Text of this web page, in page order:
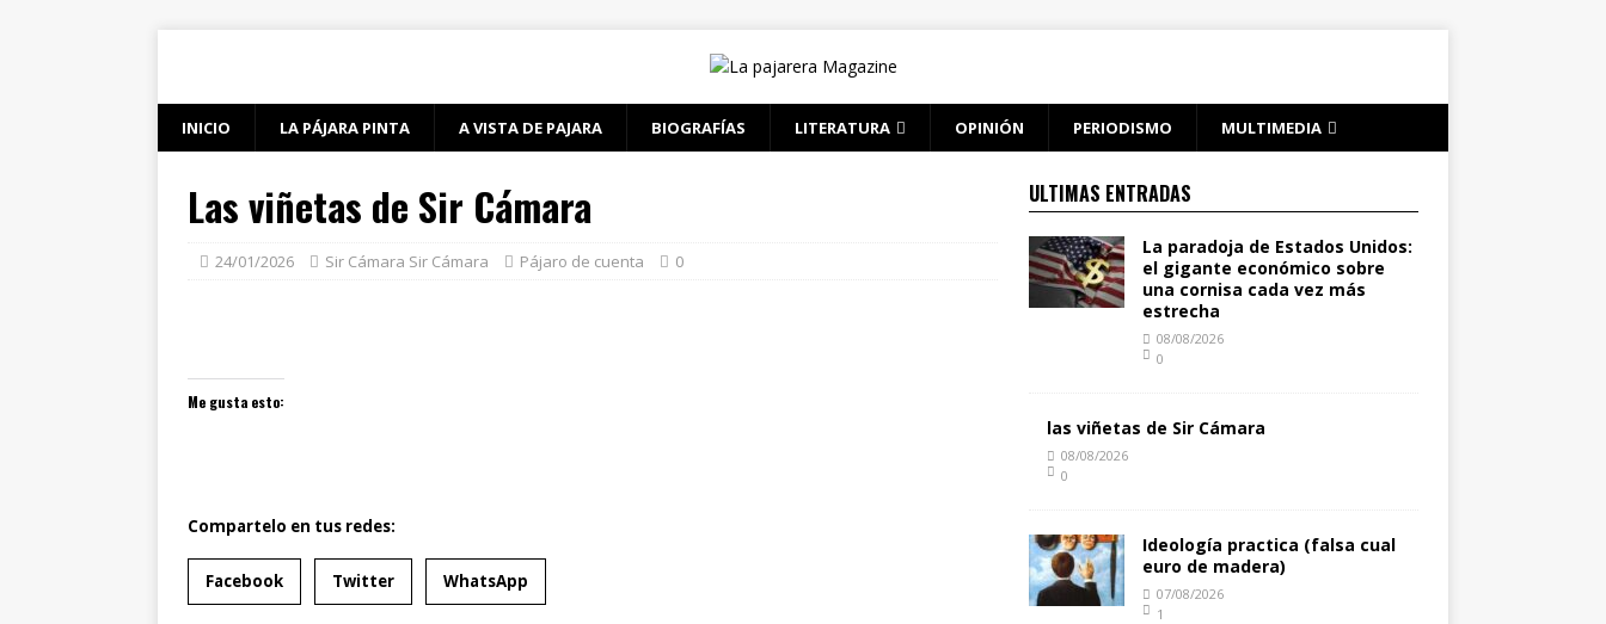
INICIO LA PÁJARA PINTA A VISTA DE PAJARA BIOGRAFÍAS LITERATURA OPINIÓN PERIODISMO MULTIMEDIA
Las viñetas de Sir Cámara
24/01/2026 Sir Cámara Sir Cámara Pájaro de cuenta 0
Me gusta esto:
Compartelo en tus redes:
Facebook Twitter WhatsApp
ULTIMAS ENTRADAS
La paradoja de Estados Unidos:
el gigante económico sobre
una cornisa cada vez más
estrecha
08/08/2026
0
las viñetas de Sir Cámara
08/08/2026
0
Ideología practica (falsa cual
euro de madera)
07/08/2026
1